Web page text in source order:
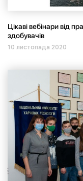
Цікаві вебінари від
здобувачів
10 листопада 2020